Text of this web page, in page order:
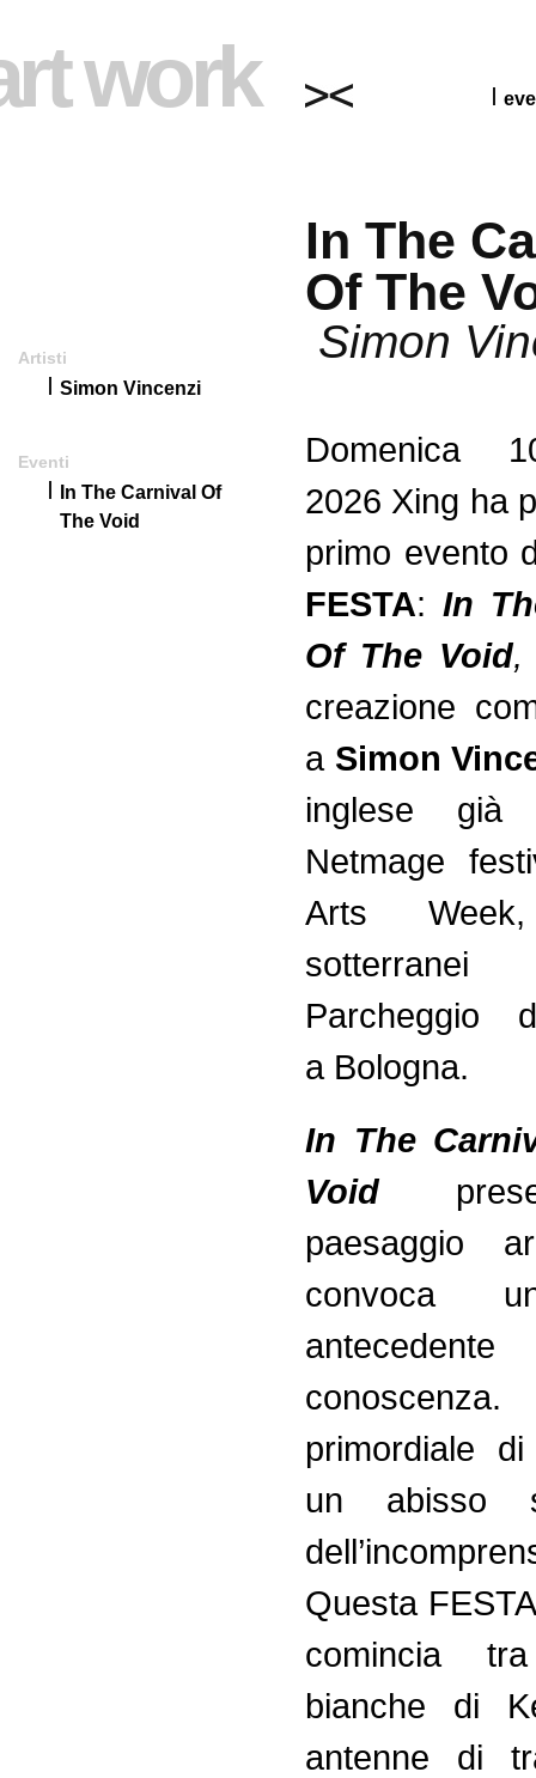
work
Artisti
Simon Vincenzi
Eventi
In The Carnival Of
The Void
In The
Of The
Simon
Domenica
2026 Xing ha
primo evento
FESTA: In
Of The Void,
creazione
a Simon
inglese già
Netmage
Arts
Parcheggio
a Bologna.
In The
Void
paesaggio
convoca
primordiale
un abisso
Questa
comincia
bianche di
antenne di